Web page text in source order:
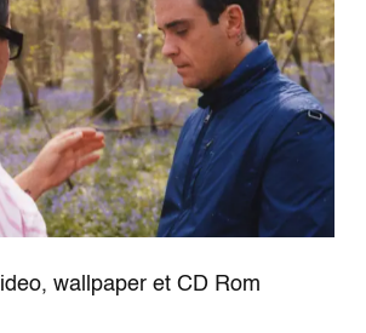
wallpaper et CD Rom